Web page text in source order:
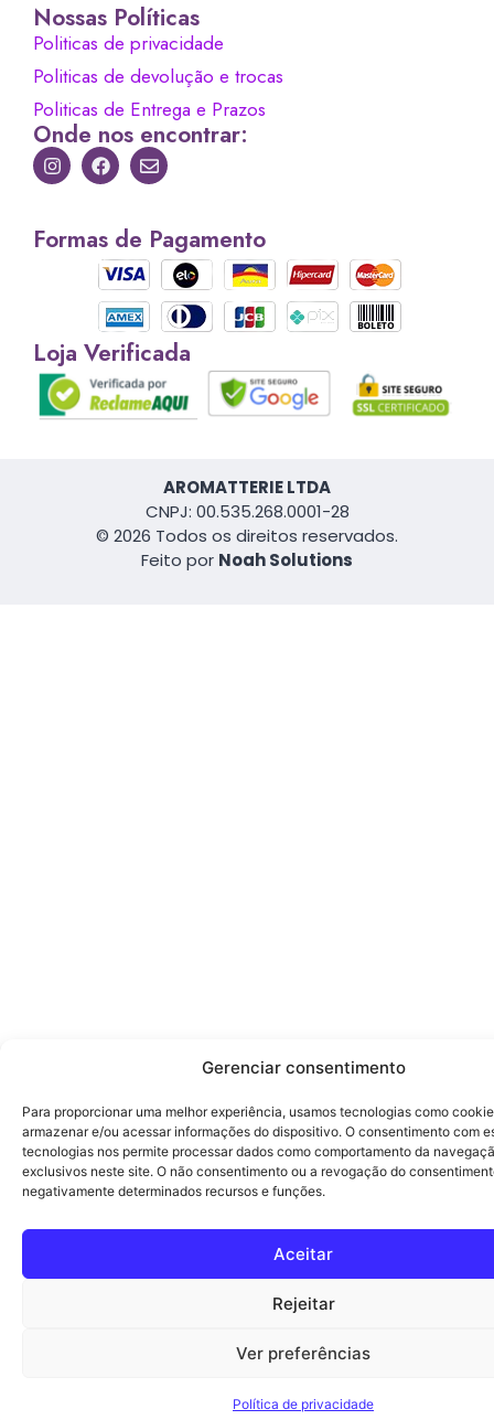
Gerenciar consentimento
Para proporcionar uma melhor experiência, usamos tecnologias como
armazenar e/ou acessar informações do dispositivo. O consentimento com
tecnologias nos permite processar dados como comportamento da
exclusivos neste site. O não consentimento ou a revogação do
negativamente determinados recursos e funções.
Aceitar
Rejeitar
Ver preferências
Política de privacidade
Nossas Políticas
Politicas de privacidade
Politicas de devolução e trocas
Politicas de Entrega e Prazos
Onde nos encontrar:
Formas de Pagamento
Loja Verificada
AROMATTERIE LTDA
CNPJ: 00.535.268.0001-28
© 2026 Todos os direitos reservados.
Feito por Noah Solutions